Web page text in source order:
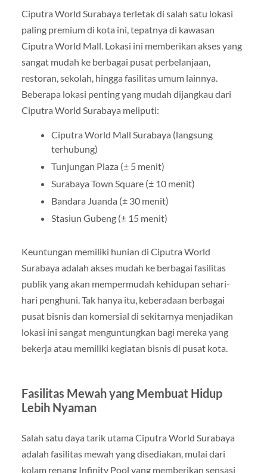
Ciputra World Surabaya terletak di salah satu lokasi
paling premium di kota ini, tepatnya di kawasan
Ciputra World Mall. Lokasi ini memberikan akses yang
sangat mudah ke berbagai pusat perbelanjaan,
restoran, sekolah, hingga fasilitas umum lainnya.
Beberapa lokasi penting yang mudah dijangkau dari
Ciputra World Surabaya meliputi:
Ciputra World Mall Surabaya (langsung
terhubung)
Tunjungan Plaza (± 5 menit)
Surabaya Town Square (± 10 menit)
Bandara Juanda (± 30 menit)
Stasiun Gubeng (± 15 menit)
Keuntungan memiliki hunian di Ciputra World
Surabaya adalah akses mudah ke berbagai fasilitas
publik yang akan mempermudah kehidupan sehari-
hari penghuni. Tak hanya itu, keberadaan berbagai
pusat bisnis dan komersial di sekitarnya menjadikan
lokasi ini sangat menguntungkan bagi mereka yang
bekerja atau memiliki kegiatan bisnis di pusat kota.
Fasilitas Mewah yang Membuat Hidup
Lebih Nyaman
Salah satu daya tarik utama Ciputra World Surabaya
adalah fasilitas mewah yang disediakan, mulai dari
kolam renang Infinity Pool yang memberikan sensasi